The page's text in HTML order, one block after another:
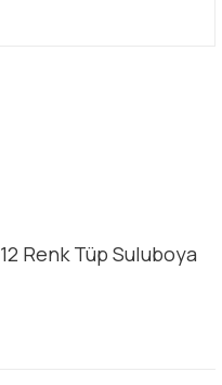
Renk Tüp Suluboya